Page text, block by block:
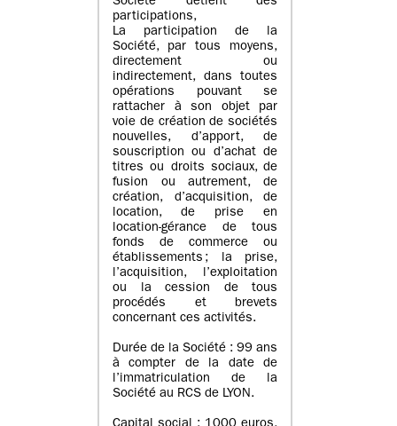
participations,
La participation de la
Société, par tous moyens,
directement ou
indirectement, dans toutes
opérations pouvant se
rattacher à son objet par
voie de création de sociétés
nouvelles, d’apport, de
souscription ou d’achat de
titres ou droits sociaux, de
fusion ou autrement, de
création, d’acquisition, de
location, de prise en
location-gérance de tous
fonds de commerce ou
établissements ; la prise,
l’acquisition, l’exploitation
ou la cession de tous
procédés et brevets
concernant ces activités.
Durée de la Société : 99 ans
à compter de la date de
l’immatriculation de la
Société au RCS de LYON.